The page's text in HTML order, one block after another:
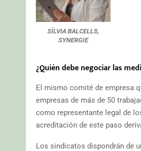
SÍLVIA BALCELLS,
SYNERGIE
¿Quién debe negociar las
El mismo comité de empresa
empresas de más de 50
como representante legal de
acreditación de este paso
Los sindicatos dispondrán de